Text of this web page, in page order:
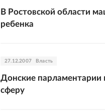
В Ростовской области
ребенка
27.12.2007 Власть
Донские парламентарии
сферу